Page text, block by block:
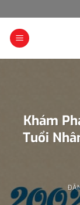
qua
nội
dung
Khám
Tuổi